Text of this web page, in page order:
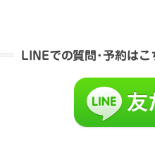
LINEでの質問･予約はこ